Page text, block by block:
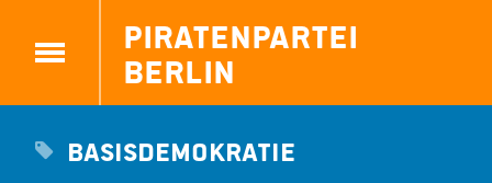
Piratenpartei
Berlin
Basisdemokratie